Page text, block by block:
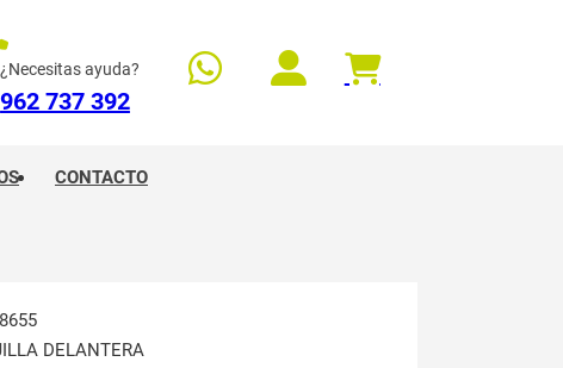
¿Necesitas ayuda?
962 737 392
CONTACTO
DELANTERA